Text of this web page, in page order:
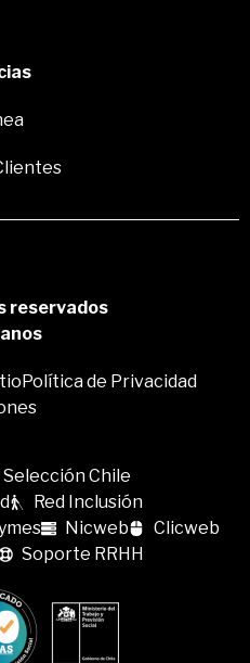
reservados
Política de Privacidad
Chile
Red Inclusión
Nicweb
Clicweb
Soporte RRHH